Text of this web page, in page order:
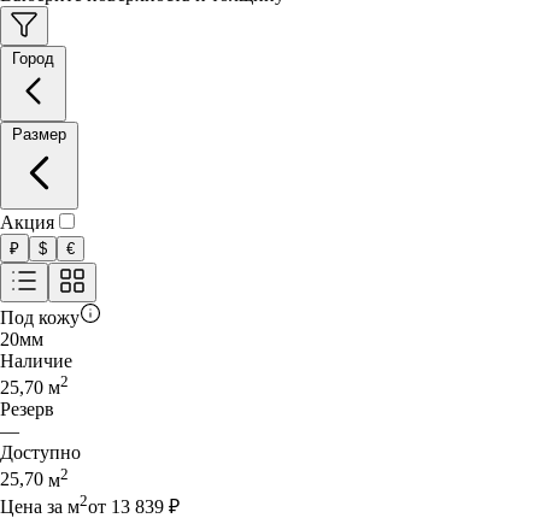
Акция
₽ $ €
Под кожу
20мм
Наличие
25,70 м2
Резерв
—
Доступно
25,70 м2
Цена за м2от 13 839 ₽